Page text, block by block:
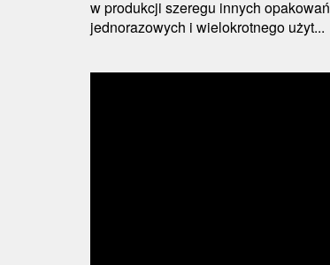
w produkcji szeregu innych opakowań
jednorazowych i wielokrotnego użyt...